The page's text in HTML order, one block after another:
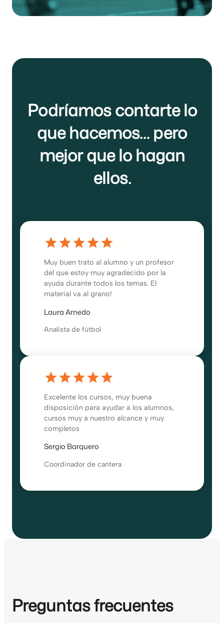
Podríamos contarte lo
que hacemos… pero
mejor que lo hagan
ellos.
Muy buen trato al alumno y un profesor
del que estoy muy agradecido por la
ayuda durante todos los temas. El
material va al grano!
Laura Arnedo
Analista de fútbol
Excelente los cursos, muy buena
disposición para ayudar a los alumnos,
cursos muy a nuestro alcance y muy
completos
Sergio Barquero
Coordinador de cantera
Preguntas frecuentes